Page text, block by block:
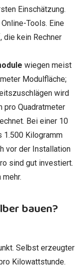
Einschätzung.
Tools. Eine
die kein Rechner
wiegen meist
Modulfläche;
wird
pro Quadratmeter
Bei einer 10
1.500 Kilogramm
vor der Installation
sind gut investiert.
bauen?
Selbst erzeugter
Kilowattstunde.